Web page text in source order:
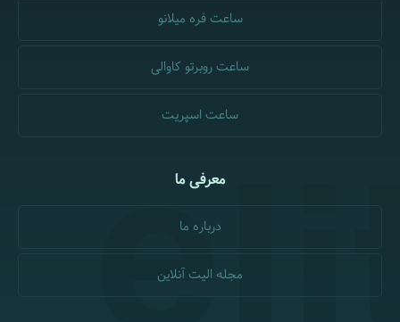
ساعت فره میلانو
ساعت روبرتو کاوالی
ساعت اسپریت
معرفی ما
درباره ما
مجله الیت آنلاین